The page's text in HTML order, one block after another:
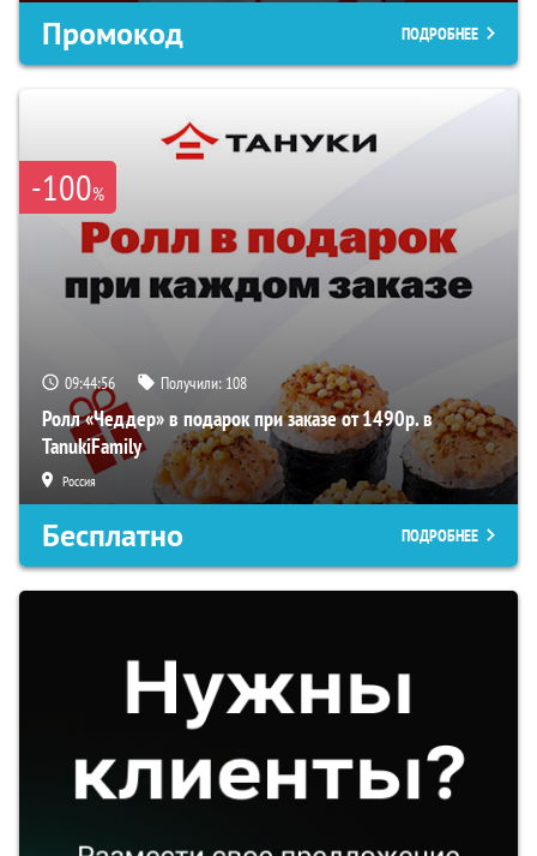
Промокод ПОДРОБНЕЕ
-100%
09:44:55 Получили: 108
Ролл «Чеддер» в подарок при заказе от 1490р. в
TanukiFamily
Россия
Бесплатно ПОДРОБНЕЕ